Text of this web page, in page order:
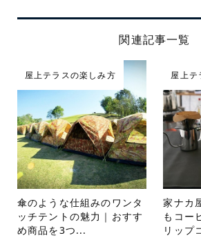
関連記事一覧
屋上テラスの楽しみ方
傘のような仕組みのワンタ
ッチテントの魅力｜おすす
め商品を3つ...
屋上テ
家ナカ
もコー
リップ